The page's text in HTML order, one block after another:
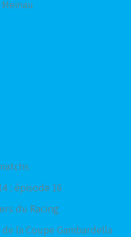
: épisode 16
du Racing
la Coupe Gambardella